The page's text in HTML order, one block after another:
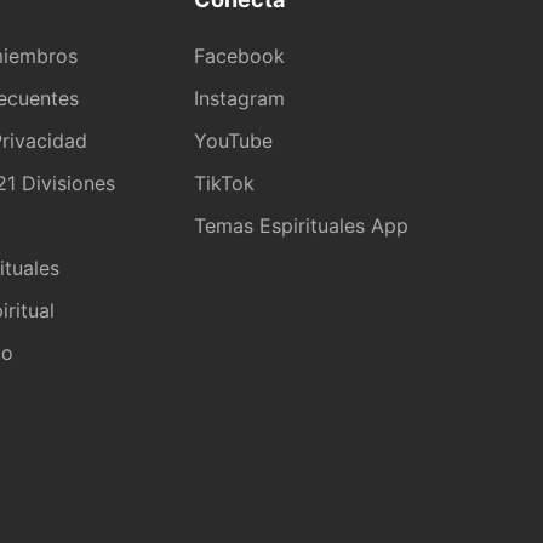
Divisiones
Facebook
Instagram
YouTube
TikTok
Temas Espirituales App